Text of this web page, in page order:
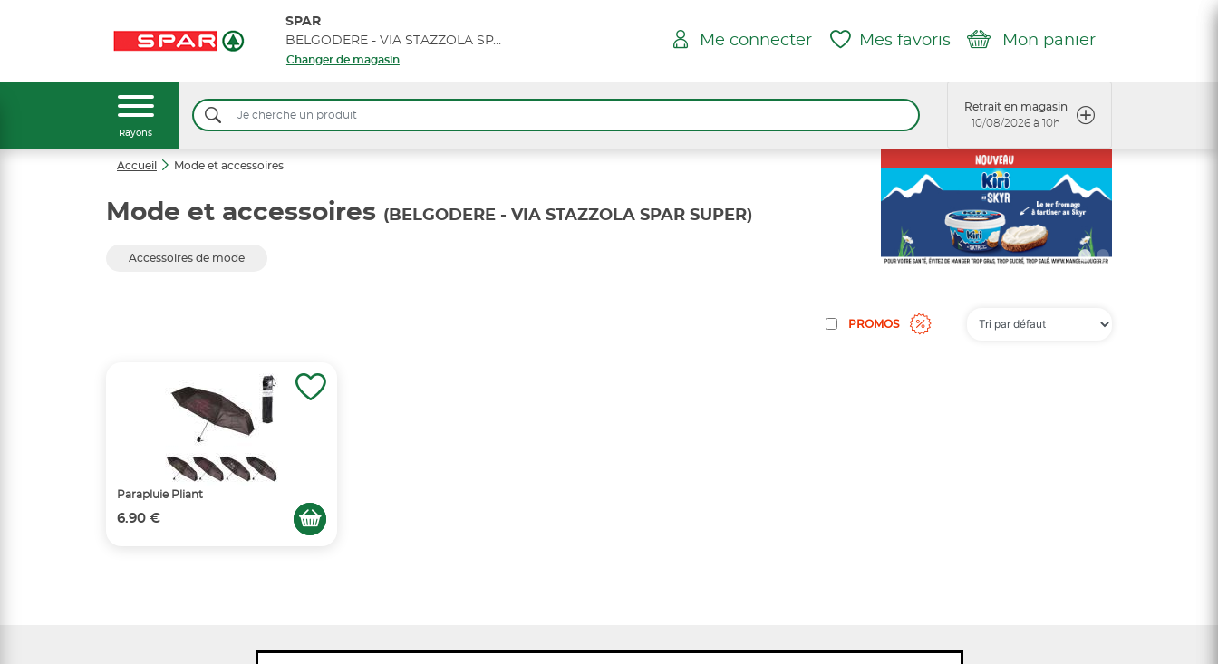
SPAR
BELGODERE - VIA STAZZOLA SPAR SUPER
Changer de magasin
Me connecter Mes favoris Mon panier
Rayons
Retrait en magasin
10/08/2026 à 10h
Accueil Mode et accessoires
Mode et accessoires (BELGODERE - VIA STAZZOLA SPAR SUPER)
Accessoires de mode
PROMOS
Parapluie Pliant
6.90 €